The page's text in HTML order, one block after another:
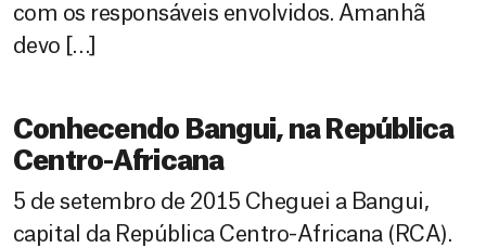
com os responsáveis envolvidos. Amanhã
devo […]
Conhecendo Bangui, na República
Centro-Africana
5 de setembro de 2015 Cheguei a Bangui,
capital da República Centro-Africana (RCA).